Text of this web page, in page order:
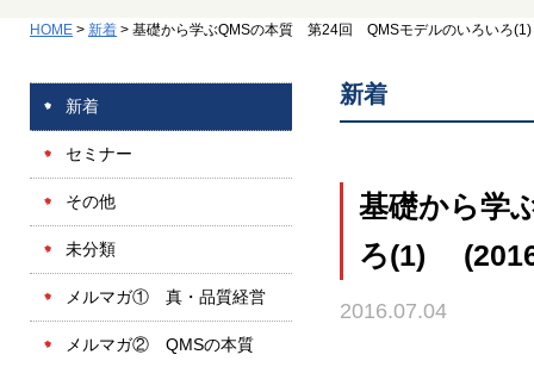
HOME > 新着 > 基礎から学ぶQMSの本質 第24回 QMSモデルのいろいろ
新着
セミナー
その他
未分類
メルマガ① 真・品質経営
メルマガ② QMSの本質
新着
基礎から学
ろ(1)
2016.07.04